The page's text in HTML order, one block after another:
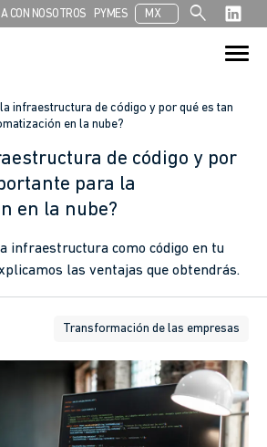
CON NOSOTROS PYMES MX search
Search Button
infraestructura de código y por qué es tan
en la nube?
de código y por
para la
en la nube?
infraestructura como código en tu
las ventajas que obtendrás.
Transformación de las empresas